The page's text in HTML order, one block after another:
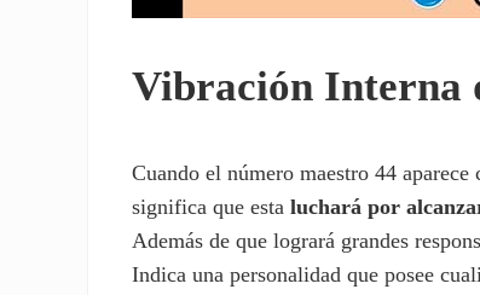
Vibración Interna
Cuando el número maestro 44
significa que estaluchará por
Además de que logrará grandes
Indica una personalidad que posee